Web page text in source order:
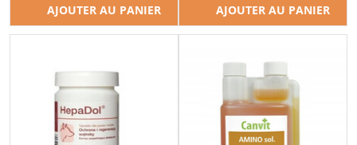
AJOUTER AU PANIER AJOUTER AU PANIER